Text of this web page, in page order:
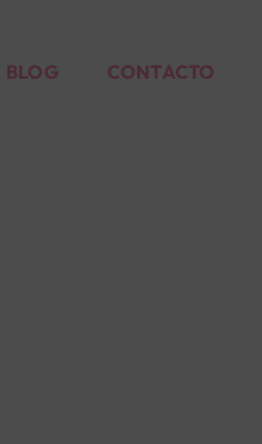
BLOG CONTACTO